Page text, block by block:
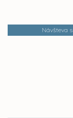
Návšteva